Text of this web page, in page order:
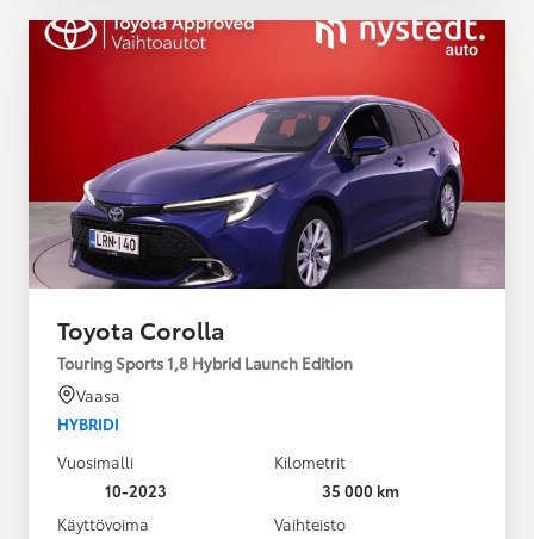
Toyota Corolla
Touring Sports 1,8 Hybrid Launch Edition
Vaasa
HYBRIDI
Vuosimalli
10-2023
Kilometrit
35 000 km
Käyttövoima
Vaihteisto